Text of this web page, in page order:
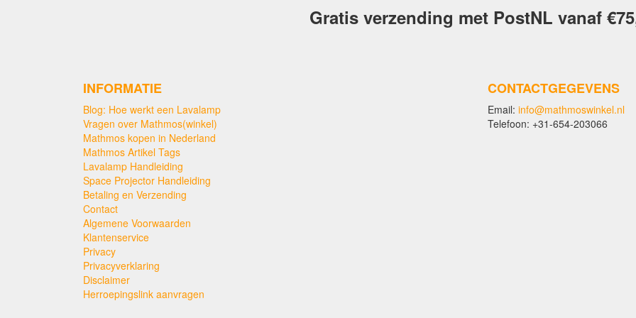
Gratis verzending met PostNL vanaf
INFORMATIE
Blog: Hoe werkt een Lavalamp
Vragen over Mathmos(winkel)
Mathmos kopen in Nederland
Mathmos Artikel Tags
Lavalamp Handleiding
Space Projector Handleiding
Betaling en Verzending
Contact
Algemene Voorwaarden
Klantenservice
Privacy
Privacyverklaring
Disclaimer
Herroepingslink aanvragen
CONTACTGEGEVENS
Email: info@mathmoswinkel.nl
Telefoon: +31-654-203066